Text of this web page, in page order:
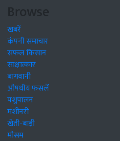
Browse
खबरें
कंपनी समाचार
सफल किसान
साक्षात्कार
बागवानी
औषधीय फसलें
पशुपालन
मशीनरी
खेती-बाड़ी
मौसम